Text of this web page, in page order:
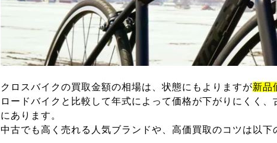
クロスバイクの買取金額の相場は、状態にもよりますが新品
ロードバイクと比較して年式によって価格が下がりにくく
にあります。
中古でも高く売れる人気ブランドや、高価買取のコツは以